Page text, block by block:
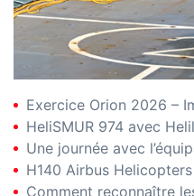
Exercice Orion 2026 –
HeliSMUR 974 avec
Une journée avec
H140 Airbus Helicopters
Comment reconnaître